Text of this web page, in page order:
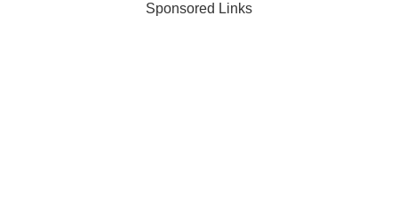
Sponsored Links